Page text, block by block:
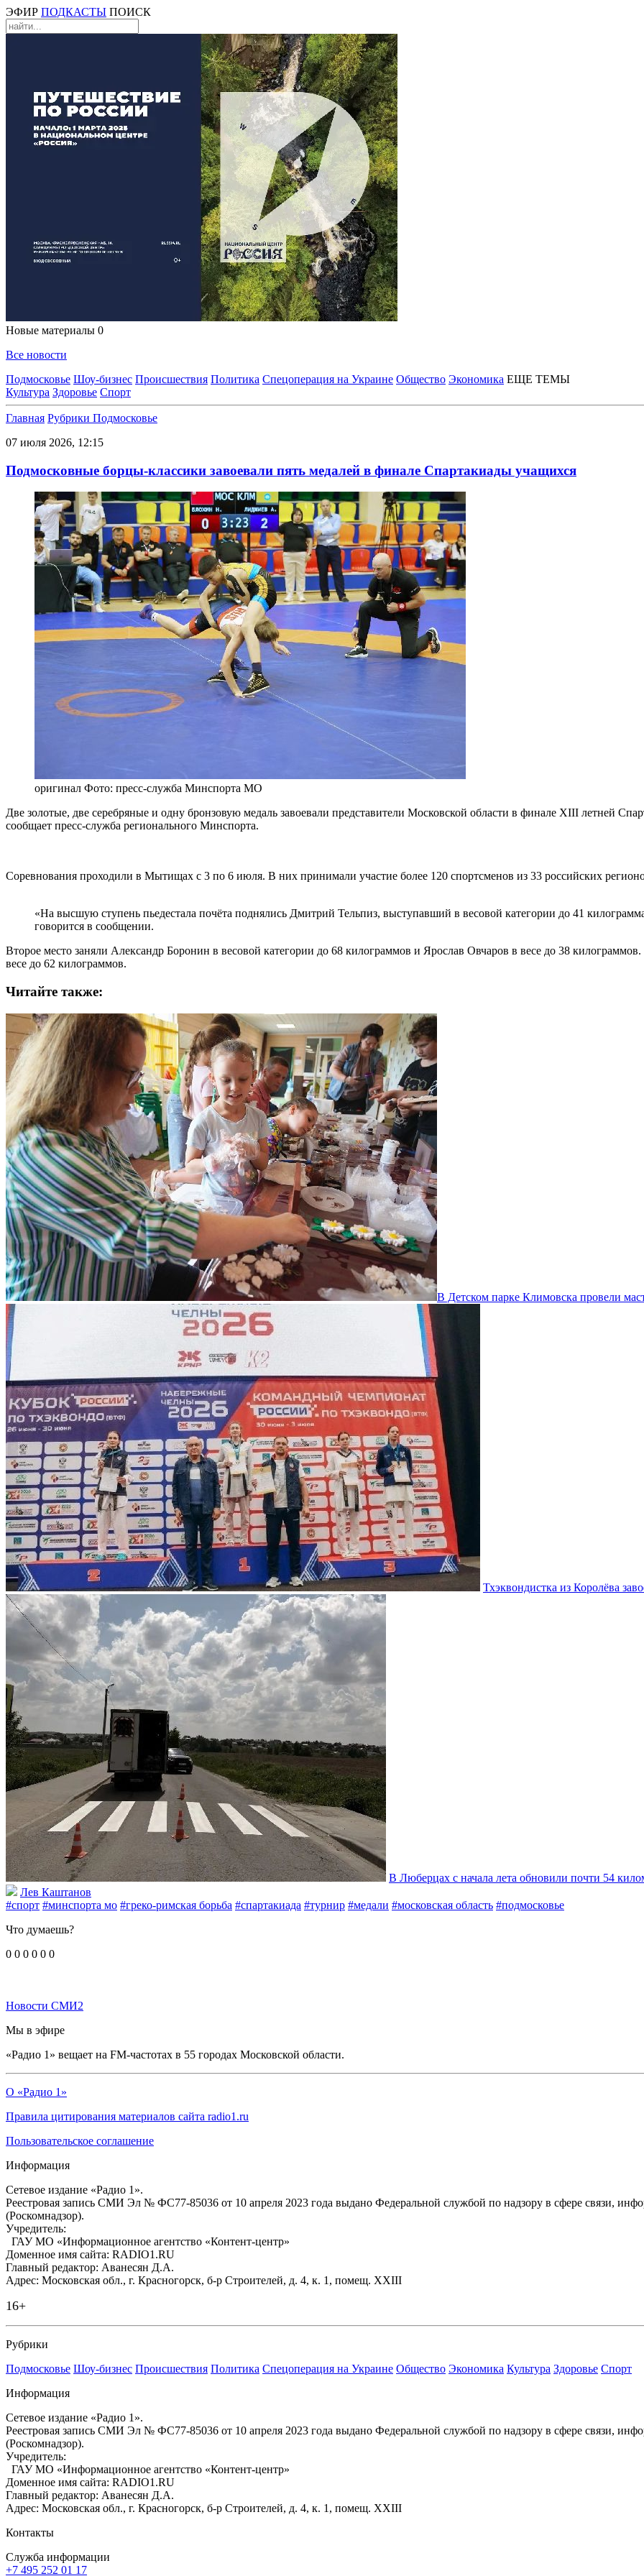
ЭФИР ПОДКАСТЫ ПОИСК
Новые материалы 0
Все новости
Подмосковье Шоу-бизнес Происшествия Политика Спецоперация на Украине Общество Экономика ЕЩЕ ТЕМЫ
Культура Здоровье Спорт
Главная Рубрики Подмосковье
07 июля 2026, 12:15
Подмосковные борцы-классики завоевали пять медалей в финале Спартакиады учащихся
оригинал Фото: пресс-служба Минспорта МО
Две золотые, две серебряные и одну бронзовую медаль завоевали представители Московской области в финале XIII летней
сообщает пресс-служба регионального Минспорта.
Соревнования проходили в Мытищах с 3 по 6 июля. В них принимали участие более 120 спортсменов из 33 российских
«На высшую ступень пьедестала почёта поднялись Дмитрий Тельпиз, выступавший в весовой категории до 41
говорится в сообщении.
Второе место заняли Александр Боронин в весовой категории до 68 килограммов и Ярослав Овчаров в весе до 38
весе до 62 килограммов.
Читайте также:
В Детском парке Климовска провели
Тхэквондистка из Королёва
В Люберцах с начала лета обновили почти 54
Лев Каштанов
#спорт #минспорта мо #греко-римская борьба #спартакиада #турнир #медали #московская область #подмосковье
Что думаешь?
0 0 0 0 0 0
Новости СМИ2
Мы в эфире
«Радио 1» вещает на FM-частотах в 55 городах Московской области.
О «Радио 1»
Правила цитирования материалов сайта radio1.ru
Пользовательское соглашение
Информация
Сетевое издание «Радио 1».
Реестровая запись СМИ Эл № ФС77-85036 от 10 апреля 2023 года выдано Федеральной службой по надзору в сфере связи,
(Роскомнадзор).
Учредитель:
ГАУ МО «Информационное агентство «Контент-центр»
Доменное имя сайта: RADIO1.RU
Главный редактор: Аванесян Д.А.
Адрес: Московская обл., г. Красногорск, б-р Строителей, д. 4, к. 1, помещ. XXIII
16+
Рубрики
Подмосковье Шоу-бизнес Происшествия Политика Спецоперация на Украине Общество Экономика Культура Здоровье Спорт
Информация
Сетевое издание «Радио 1».
Реестровая запись СМИ Эл № ФС77-85036 от 10 апреля 2023 года выдано Федеральной службой по надзору в сфере связи,
(Роскомнадзор).
Учредитель:
ГАУ МО «Информационное агентство «Контент-центр»
Доменное имя сайта: RADIO1.RU
Главный редактор: Аванесян Д.А.
Адрес: Московская обл., г. Красногорск, б-р Строителей, д. 4, к. 1, помещ. XXIII
Контакты
Служба информации
+7 495 252 01 17